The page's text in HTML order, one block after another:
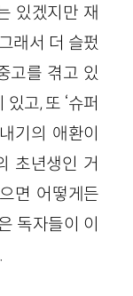
있겠지만 재
래서 더 슬펐
고를 겪고 있
고, 또 ‘슈퍼
기의 애환이
초년생인 거
면 어떻게든
독자들이 이